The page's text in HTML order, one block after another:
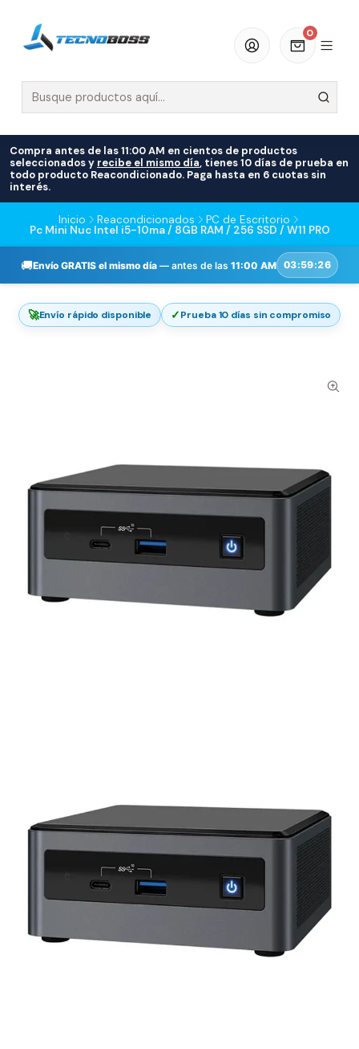
0
Compra antes de las 11:00 AM en cientos de productos
seleccionados y recibe el mismo día, tienes 10 días de prueba en
todo producto Reacondicionado. Paga hasta en 6 cuotas sin
interés.
Inicio Reacondicionados PC de Escritorio
Pc Mini Nuc Intel i5-10ma / 8GB RAM / 256 SSD / W11 PRO
🚚Envío GRATIS el mismo día— antes de las 11:00 AM 03:59:26
🚀Envío rápido disponible ✓Prueba 10 días sin compromiso